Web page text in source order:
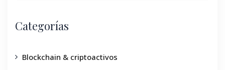
Categorías
Blockchain & criptoactivos